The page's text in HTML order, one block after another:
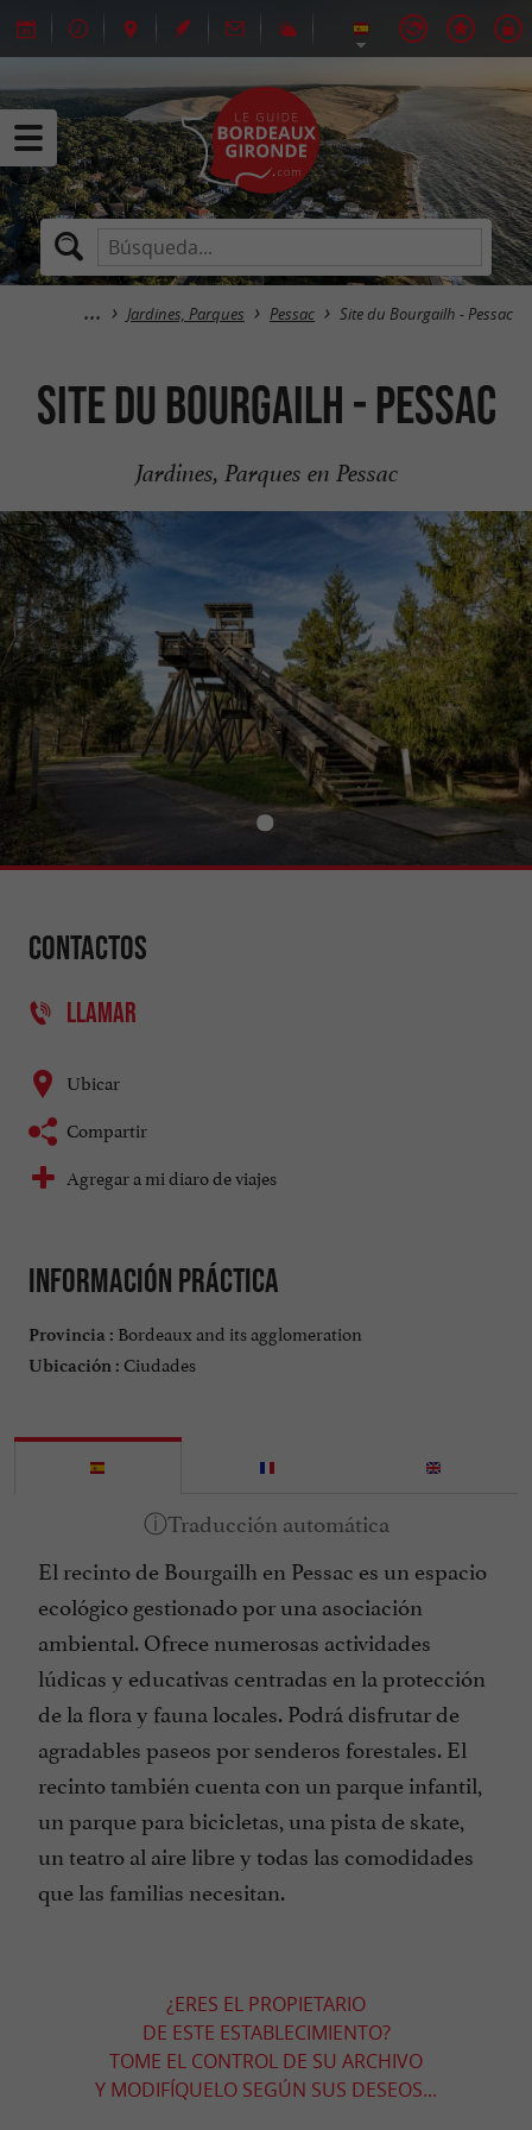
Jardines, Parques Pessac Site du Bourgailh - Pessac
Site du Bourgailh - Pessac
Jardines, Parques en Pessac
Contactos
LLAMAR
Ubicar
Compartir
Agregar a mi diaro de viajes
Información práctica
Provincia : Bordeaux and its agglomeration
Ubicación : Ciudades
El recinto de Bourgailh en Pessac es un espacio
ecológico gestionado por una asociación
ambiental. Ofrece numerosas actividades
lúdicas y educativas centradas en la protección
de la flora y fauna locales. Podrá disfrutar de
agradables paseos por senderos forestales. El
recinto también cuenta con un parque infantil,
un parque para bicicletas, una pista de skate,
un teatro al aire libre y todas las comodidades
que las familias necesitan.
¿ERES EL PROPIETARIO
DE ESTE ESTABLECIMIENTO?
TOME EL CONTROL DE SU ARCHIVO
Y MODIFÍQUELO SEGÚN SUS DESEOS...